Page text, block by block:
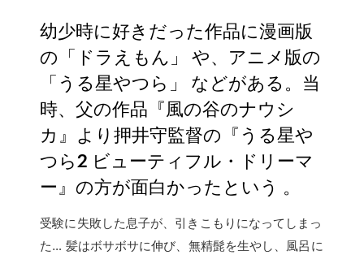
幼少時に好きだった作品に漫画版
の「ドラえもん」 や、アニメ版の
「うる星やつら」 などがある。当
時、父の作品『風の谷のナウシ
カ』より押井守監督の『うる星や
つら2 ビューティフル・ドリーマ
ー』の方が面白かったという 。
受験に失敗した息子が、引きこもりになってしまっ
た… 髪はボサボサに伸び、無精髭を生やし、風呂に